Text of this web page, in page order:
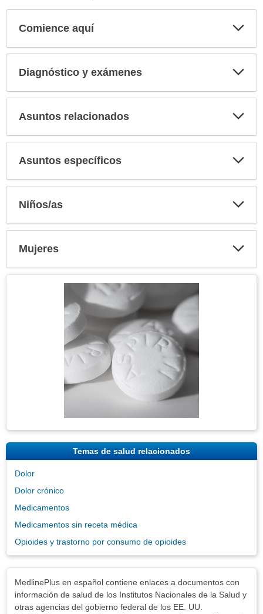
Comience aquí
Diagnóstico y exámenes
Asuntos relacionados
Asuntos específicos
Niños/as
Mujeres
Temas de salud relacionados
Dolor
Dolor crónico
Medicamentos
Medicamentos sin receta médica
Opioides y trastorno por consumo de opioides
MedlinePlus en español contiene enlaces a documentos con
información de salud de los Institutos Nacionales de la Salud y
otras agencias del gobierno federal de los EE. UU.